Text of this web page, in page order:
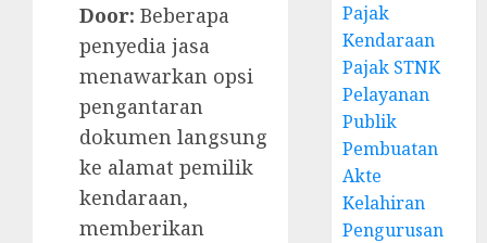
Door: Beberapa
penyedia jasa
menawarkan opsi
pengantaran
dokumen langsung
ke alamat pemilik
kendaraan,
memberikan
Pajak
Kendaraan
Pajak STNK
Pelayanan
Publik
Pembuatan
Akte
Kelahiran
Pengurusan